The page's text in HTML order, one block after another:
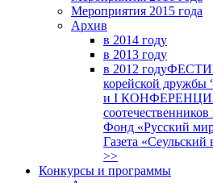
Мероприятия 2015 года
Архив
в 2014 году
в 2013 году
в 2012 году
корейской дружбы
и I КОНФЕРЕНЦИЯ
Фонд «Русский
Газета
>>
Конкурсы и программы